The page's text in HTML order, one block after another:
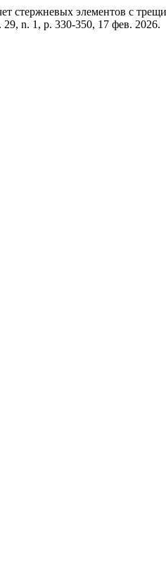
элементов с
29, n. 1, p. 330-350, 17 фев. 2026.